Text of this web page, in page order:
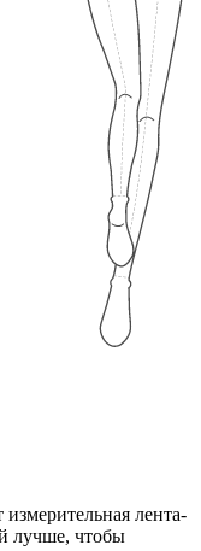
лента-
лучше, чтобы